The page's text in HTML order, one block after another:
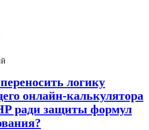
логику
онлайн-калькулятора
ради защиты формул